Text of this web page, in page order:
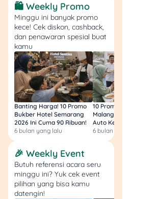
Sumber:official website
Maustaycationseru? Hotel
The Movenpick lagi kasih
voucher hingga Rp200 ribu
buat kamu yang pakai
Kartu Kredit BNI. Jadi, bisa
lebih hemat buat nikmatin
fasilitas hotel yang nyaman
ini. Jangan sampai
ketinggalan, langsung aja
booking!
🛍️ Weekly Promo
Minggu ini banyak promo
kece! Cek diskon, cashback,
dan penawaran spesial buat
kamu
Banting Harga! 10 Promo
Bukber Hotel Semarang
2026 Ini Cuma 90 Ribuan!
6 bulan yang lalu
10 Promo Bukber Hotel
Malang 2026: Start 75rb,
Auto Kenyang!
6 bulan yang lalu
🎉 Weekly Event
Butuh referensi acara seru
minggu ini? Yuk cek event
pilihan yang bisa kamu
datengin!